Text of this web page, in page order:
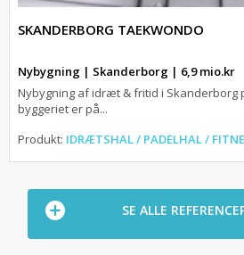
SKANDERBORG TAEKWONDO
Nybygning | Skanderborg | 6,9 mio.kr
Nybygning af idræt & fritid i Skanderborg
byggeriet er på...
Produkt: IDRÆTSHAL / PADELHAL /
SE ALLE